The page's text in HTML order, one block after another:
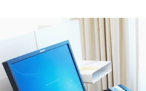
Inspiration Workplace 4